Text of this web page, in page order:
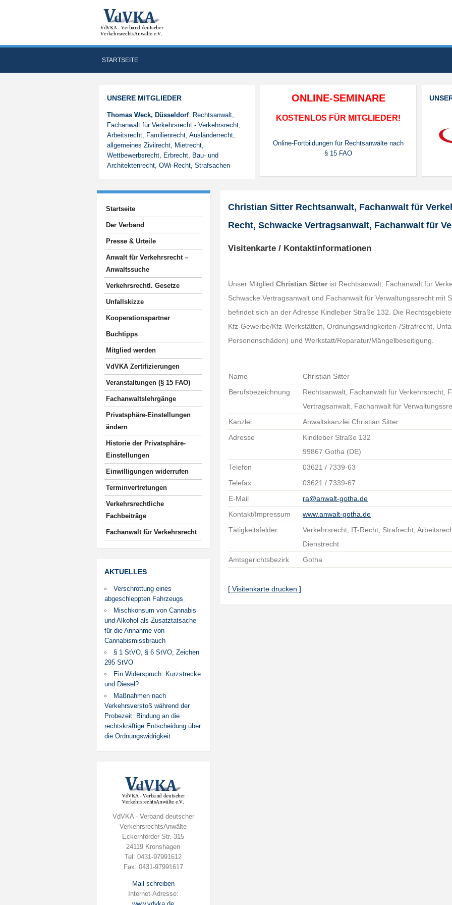
STARTSEITE
UNSERE MITGLIEDER
Thomas Weck, Düsseldorf: Rechtsanwalt,
Fachanwalt für Verkehrsrecht - Verkehrsrecht,
Arbeitsrecht, Familienrecht, Ausländerrecht,
allgemeines Zivilrecht, Mietrecht,
Wettbewerbsrecht, Erbrecht, Bau- und
Architektenrecht, OWi-Recht, Strafsachen
ONLINE-SEMINARE
KOSTENLOS FÜR MITGLIEDER!
Online-Fortbildungen für Rechtsanwälte nach
§ 15 FAO
Startseite
Der Verband
Presse & Urteile
Anwalt für Verkehrsrecht –
Anwaltssuche
Verkehrsrechtl. Gesetze
Unfallskizze
Kooperationspartner
Buchtipps
Mitglied werden
VdVKA Zertifizierungen
Veranstaltungen (§ 15 FAO)
Fachanwaltslehrgänge
Privatsphäre-Einstellungen
ändern
Historie der Privatsphäre-
Einstellungen
Einwilligungen widerrufen
Terminvertretungen
Verkehrsrechtliche
Fachbeiträge
Fachanwalt für Verkehrsrecht
AKTUELLES
Verschrottung eines
abgeschleppten Fahrzeugs
Mischkonsum von Cannabis
und Alkohol als Zusatztatsache
für die Annahme von
Cannabismissbrauch
§ 1 StVO, § 6 StVO, Zeichen
295 StVO
Ein Widerspruch: Kurzstrecke
und Diesel?
Maßnahmen nach
Verkehrsverstoß während der
Probezeit: Bindung an die
rechtskräftige Entscheidung über
die Ordnungswidrigkeit
VdVKA - Verband deutscher
VerkehrsrechtsAnwälte
Eckernförder Str. 315
24119 Kronshagen
Tel: 0431-97991612
Fax: 0431-97991617
Mail schreiben
Internet-Adresse:
Christian Sitter Rechtsanwalt, Fachanwalt für
Recht, Schwacke Vertragsanwalt, Fachanwalt für
Visitenkarte / Kontaktinformationen
Unser MitgliedChristian Sitterist Rechtsanwalt, Fachanwalt für
Schwacke Vertragsanwalt und Fachanwalt für Verwaltungssrecht mit
befindet sich an der Adresse Kindleber Straße 132. Die
Kfz-Gewerbe/Kfz-Werkstätten, Ordnungswidrigkeiten-/Strafrecht,
Personenschäden) und Werkstatt/Reparatur/Mängelbeseitigung.
Name
Christian Sitter
Berufsbezeichnung
Rechtsanwalt, Fachanwalt für Verkehrsrecht,
Vertragsanwalt, Fachanwalt für
Kanzlei
Anwaltskanzlei Christian Sitter
Adresse
Kindleber Straße 132
99867 Gotha (DE)
Telefon
03621 / 7339-63
Telefax
03621 / 7339-67
E-Mail
ra@anwalt-gotha.de
Kontakt/Impressum
www.anwalt-gotha.de
Tätigkeitsfelder
Verkehrsrecht, IT-Recht, Strafrecht,
Dienstrecht
Amtsgerichtsbezirk
Gotha
[ Visitenkarte drucken ]